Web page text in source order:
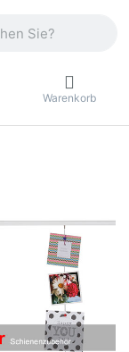
Warenkorb